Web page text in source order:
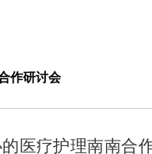
作研讨会
医疗护理南南合